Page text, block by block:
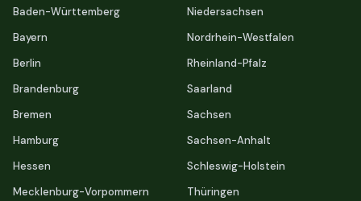
Baden-Württemberg
Bayern
Berlin
Brandenburg
Bremen
Hamburg
Hessen
Mecklenburg-Vorpommern
Niedersachsen
Nordrhein-Westfalen
Rheinland-Pfalz
Saarland
Sachsen
Sachsen-Anhalt
Schleswig-Holstein
Thüringen